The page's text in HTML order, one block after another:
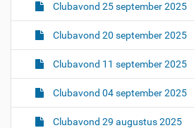
Clubavond 25 september 2025
Clubavond 20 september 2025
Clubavond 11 september 2025
Clubavond 04 september 2025
Clubavond 29 augustus 2025